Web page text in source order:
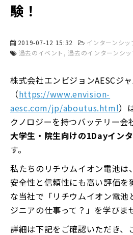
験！
2019-07-12 15:32
インターンシッ
過去のイベント
過去のインターンシ
株式会社エンビジョンAESCジ
（https://www.envision-
aesc.com/jp/aboutus.html）
クノロジーを持つバッテリー会
大学生・院生向けの1Dayイン
す。
私たちのリチウムイオン電池は
安全性と信頼性にも高い評価を
な当社で「リチウムイオン電池
ジニアの仕事って？」を学びま
詳細は下記をご確認いただき、